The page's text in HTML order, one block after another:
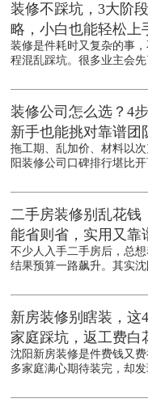
装修不踩坑，3大阶
略，小白也能轻松上
装修是件耗时又复杂的事
程混乱踩坑。很多业主会
装修公司怎么选？4
新手也能挑对靠谱团
拖工期、乱加价、材料以
阳装修公司口碑排行堪比
二手房装修别乱花钱
能省则省，实用又靠
不少人入手二手房后，总想
结果预算一路飙升。其实
新房装修别瞎装，这
家庭踩坑，返工费白
沈阳新房装修是件费钱又
多家庭满心期待装完，却